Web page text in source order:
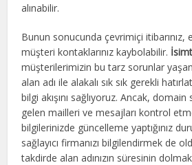
alınabilir.
Bunun sonucunda çevrimiçi itibarınız,
müşteri kontaklarınız kaybolabilir.
müşterilerimizin bu tarz sorunlar
alan adı ile alakalı sık sık gerekli
bilgi akışını sağlıyoruz. Ancak, domain
gelen mailleri ve mesajları kontrol
bilgilerinizde güncelleme yaptığınız
sağlayıcı firmanızı bilgilendirmek de
takdirde alan adınızın süresinin